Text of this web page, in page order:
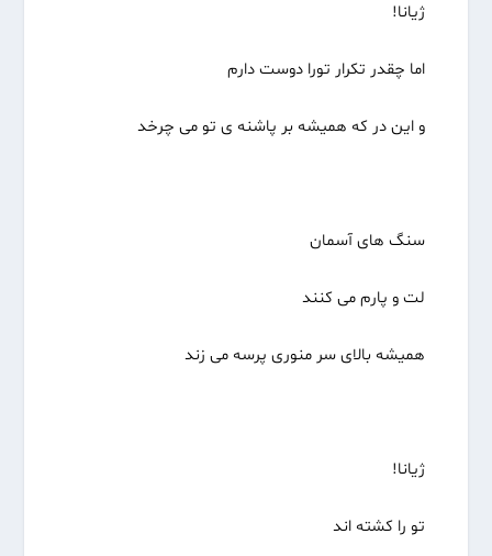
ژیانا!
اما چقدر تکرار تورا دوست دارم
و این در که همیشه بر پاشنه ی تو می چرخد
سنگ های آسمان
لت و پارم می کنند
همیشه بالای سر منوری پرسه می زند
ژیانا!
تو را کشته اند